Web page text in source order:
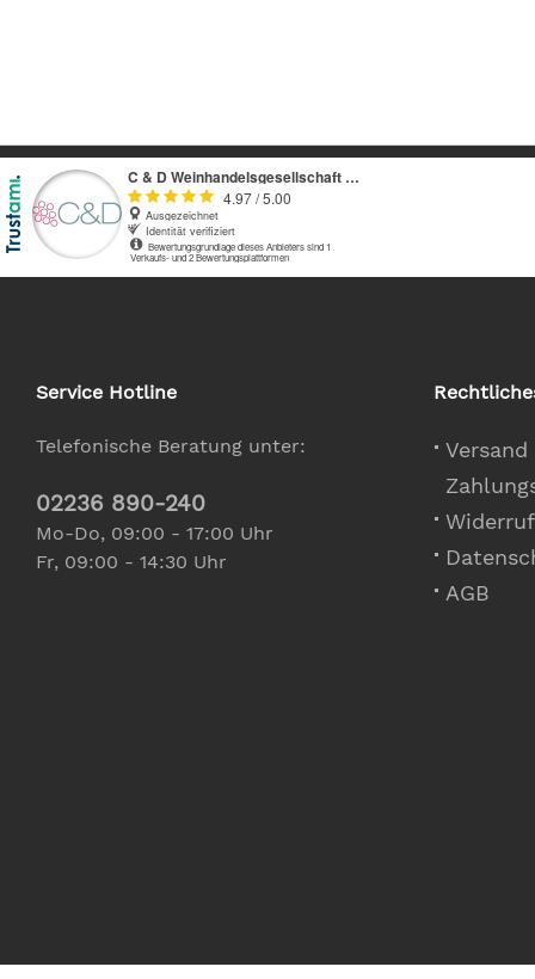
Service Hotline
Telefonische Beratung unter:
02236 890-240
Mo-Do, 09:00 - 17:00 Uhr
Fr, 09:00 - 14:30 Uhr
AGB